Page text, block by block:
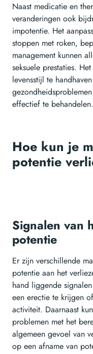
Naast medicatie en
veranderingen ook
impotentie. Het
stoppen met roken,
management kunnen
seksuele prestaties.
levensstijl te
effectief te behandelen.
Hoe kun je
potentie
Signalen van
potentie
Er zijn verschillende
potentie aan het
hand liggende
een erectie te krijgen
activiteit. Daarnaast
problemen met het
algemeen gevoel van
op een afname van